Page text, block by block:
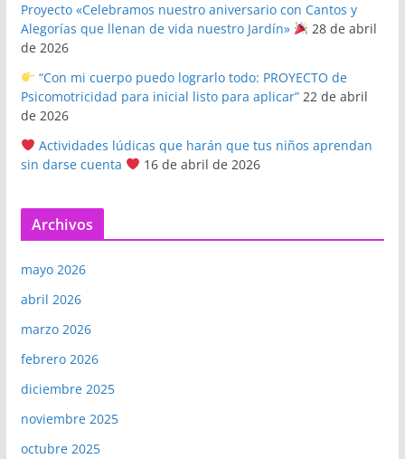
Proyecto «Celebramos nuestro aniversario con Cantos y
Alegorías que llenan de vida nuestro Jardín»
28 de abril
de 2026
“Con mi cuerpo puedo lograrlo todo: PROYECTO de
Psicomotricidad para inicial listo para aplicar” 22 de abril
de 2026
Actividades lúdicas que harán que tus niños aprendan
sin darse cuenta
16 de abril de 2026
Archivos
mayo 2026
abril 2026
marzo 2026
febrero 2026
diciembre 2025
noviembre 2025
octubre 2025